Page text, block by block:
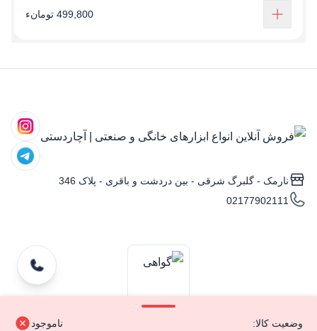
وضعیت کالا: ناموجود
499,800 تومانء
نارمک - گلبرگ شرقی - بین دردشت و باقری - پلاک 346
02177902111